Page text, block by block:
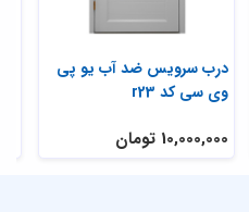
درب سرویس ضد آب یو پی
وی سی کد r23
10,000,000 تومان